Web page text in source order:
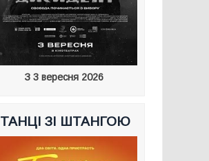
З 3 вересня 2026
ТАНЦІ ЗІ ШТАНГОЮ